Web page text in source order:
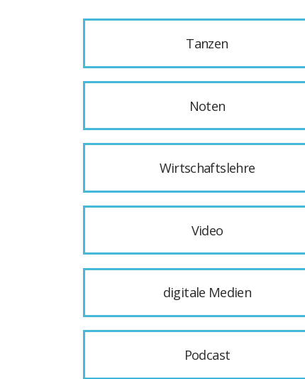
Tanzen
Noten
Wirtschaftslehre
Video
digitale Medien
Podcast